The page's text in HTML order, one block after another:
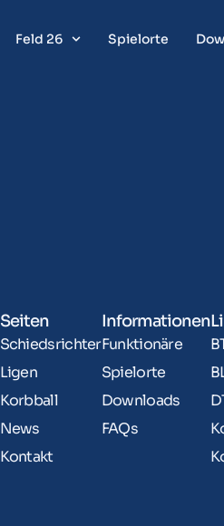
Feld 26 Spielorte
Seiten
Schiedsrichter
Ligen
Korbball
News
Kontakt
Informationen
Funktionäre
Spielorte
Downloads
FAQs